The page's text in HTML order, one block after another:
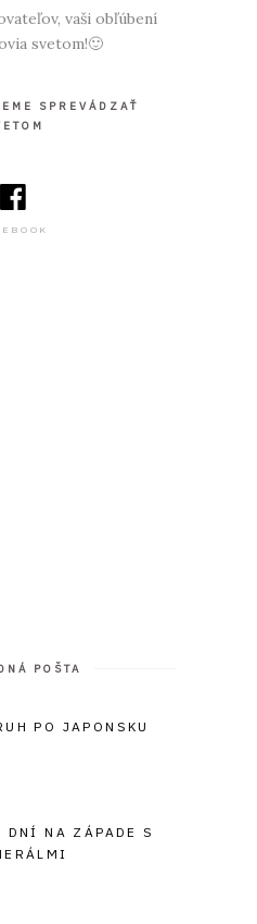
vaši obľúbení
svetom!🙂
SPREVÁDZAŤ
POŠTA
PO JAPONSKU
DNÍ NA ZÁPADE S